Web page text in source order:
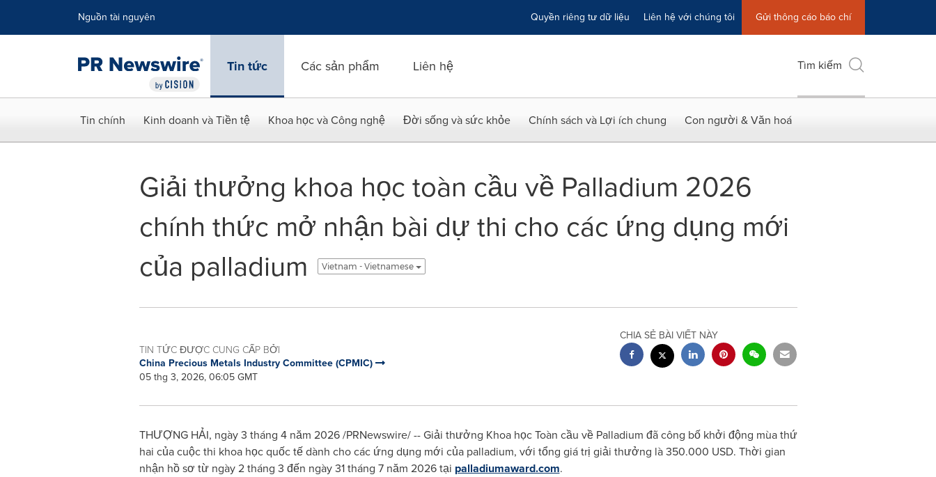
Nguồn tài nguyên Quyền riêng tư dữ liệu Liên hệ với chúng tôi Gửi thông cáo báo chí
Tin tức Các sản phẩm Liên hệ Tìm kiếm
Tin chính Kinh doanh và Tiền tệ Khoa học và Công nghệ Đời sống và sức khỏe Chính sách và Lợi ích chung Con người & Văn hoá
Giải thưởng khoa học toàn cầu về Palladium 2026
chính thức mở nhận bài dự thi cho các ứng dụng mới
của palladium
Vietnam - Vietnamese
TIN TỨC ĐƯỢC CUNG CẤP BỞI
China Precious Metals Industry Committee (CPMIC)
05 thg 3, 2026, 06:05 GMT
CHIA SẺ BÀI VIẾT NÀY
THƯỢNG HẢI, ngày 3 tháng 4 năm 2026 /PRNewswire/ -- Giải thưởng Khoa học Toàn cầu về Palladium đã công bố khởi động mùa thứ
hai của cuộc thi khoa học quốc tế dành cho các ứng dụng mới của palladium, với tổng giá trị giải thưởng là 350.000 USD. Thời gian
nhận hồ sơ từ ngày 2 tháng 3 đến ngày 31 tháng 7 năm 2026 tại palladiumaward.com.